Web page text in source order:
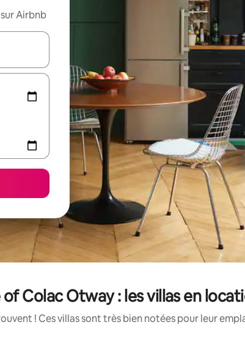
Airbnb
flèches vers le haut et vers le bas pour les parcourir ou en
of Colac Otway : les villas en
! Ces villas sont très bien notées pour leur